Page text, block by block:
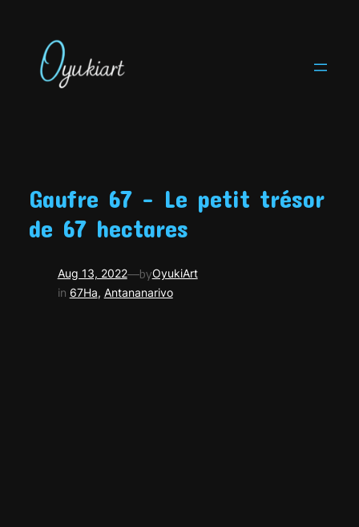
content
Gaufre 67 – Le petit trésor
de 67 hectares
Aug 13, 2022—byOyukiArt
in 67Ha, Antananarivo